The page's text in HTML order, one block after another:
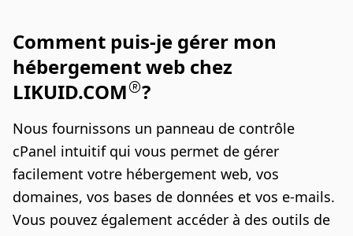
Comment puis-je gérer mon
hébergement web chez
LIKUID.COM
?
Nous fournissons un panneau de contrôle
cPanel intuitif qui vous permet de gérer
facilement votre hébergement web, vos
domaines, vos bases de données et vos e-mails.
Vous pouvez également accéder à des outils de